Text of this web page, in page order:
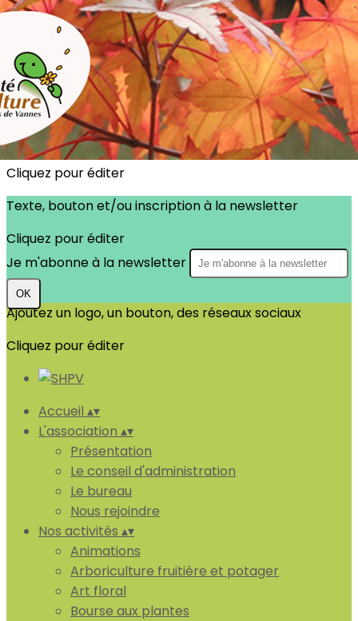
Exporter les lignes sélectionnées
Exporter toutes les colonnes
Exporter uniquement les colonnes affichées
Menu
?>
Images de la page d'accueil
Cliquez pour éditer
Texte, bouton et/ou inscription à la newsletter
Cliquez pour éditer
Je m'abonne à la newsletter
OK
Ajoutez un logo, un bouton, des réseaux sociaux
Cliquez pour éditer
Accueil ▴▾
L'association ▴▾
Présentation
Le conseil d'administration
Le bureau
Nous rejoindre
Nos activités ▴▾
Animations
Arboriculture fruitière et potager
Art floral
Bourse aux plantes